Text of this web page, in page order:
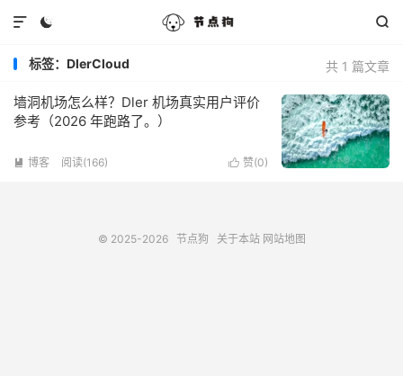
 

共 1 篇文章
标签：DlerCloud
墙洞机场怎么样？Dler 机场真实用户评价
参考（2026 年跑路了。）
 赞(0)
 博客 阅读(166)
© 2025-2026 节点狗 关于本站 网站地图